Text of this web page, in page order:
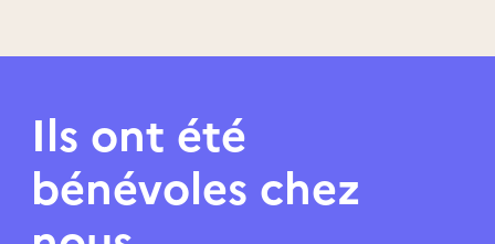
Ils ont été
bénévoles chez